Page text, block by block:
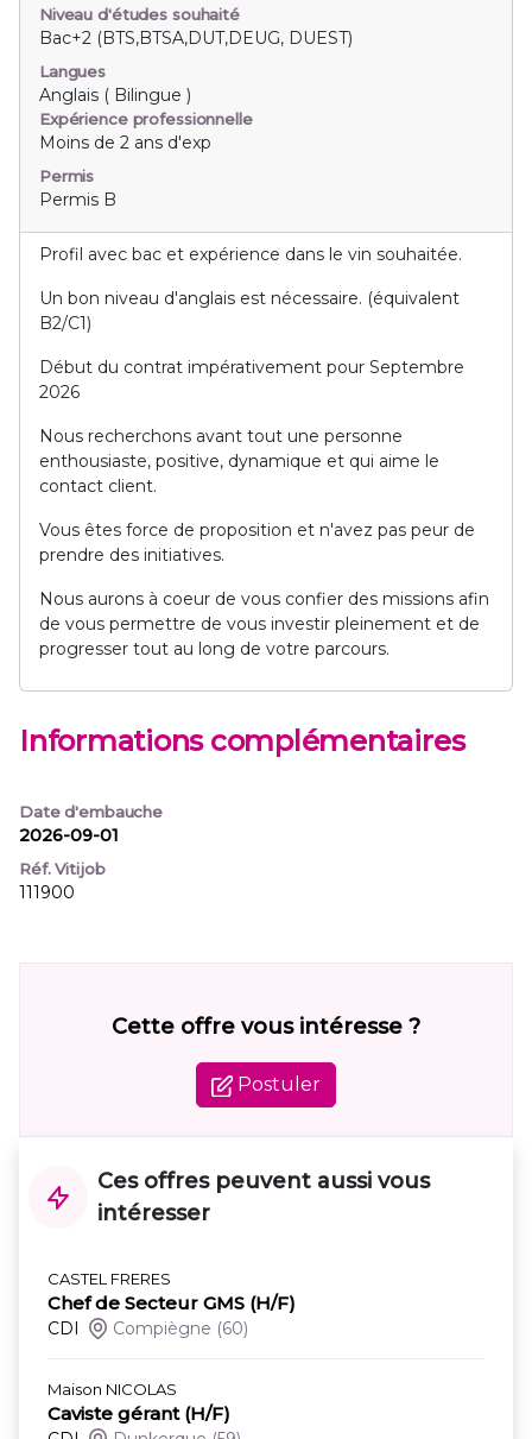
Niveau d'études souhaité
Bac+2 (BTS,BTSA,DUT,DEUG, DUEST)
Langues
Anglais ( Bilingue )
Expérience professionnelle
Moins de 2 ans d'exp
Permis
Permis B
Profil avec bac et expérience dans le vin souhaitée.
Un bon niveau d'anglais est nécessaire. (équivalent
B2/C1)
Début du contrat impérativement pour Septembre
2026
Nous recherchons avant tout une personne
enthousiaste, positive, dynamique et qui aime le
contact client.
Vous êtes force de proposition et n'avez pas peur de
prendre des initiatives.
Nous aurons à coeur de vous confier des missions afin
de vous permettre de vous investir pleinement et de
progresser tout au long de votre parcours.
Informations complémentaires
Date d'embauche
2026-09-01
Réf. Vitijob
111900
Cette offre vous intéresse ?
Postuler
Ces offres peuvent aussi vous
intéresser
CASTEL FRERES
Chef de Secteur GMS (H/F)
CDI Compiègne (60)
Maison NICOLAS
Caviste gérant (H/F)